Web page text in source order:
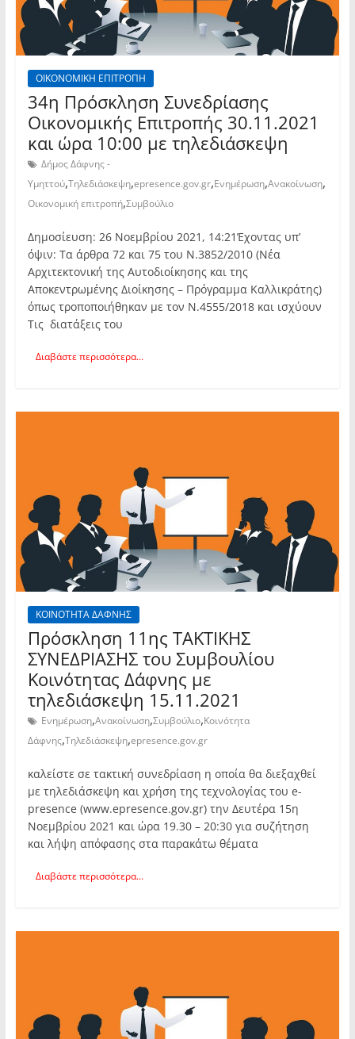
ΟΙΚΟΝΟΜΙΚΗ ΕΠΙΤΡΟΠΗ
34η Πρόσκληση Συνεδρίασης
Οικονομικής Επιτροπής 30.11.2021
και ώρα 10:00 με τηλεδιάσκεψη
Δήμος Δάφνης -
Υμηττού,Τηλεδιάσκεψη,epresence.gov.gr,Ενημέρωση,Ανακοίνωση,
Οικονομική επιτροπή,Συμβούλιο
Δημοσίευση: 26 Νοεμβρίου 2021, 14:21Έχοντας υπ’
όψιν: Τα άρθρα 72 και 75 του Ν.3852/2010 (Νέα
Αρχιτεκτονική της Αυτοδιοίκησης και της
Αποκεντρωμένης Διοίκησης – Πρόγραμμα Καλλικράτης)
όπως τροποποιήθηκαν με τον Ν.4555/2018 και ισχύουν
Τις διατάξεις του
Διαβάστε περισσότερα...
ΚΟΙΝΟΤΗΤΑ ΔΑΦΝΗΣ
Πρόσκληση 11ης TAKTIKHΣ
ΣΥΝΕΔΡΙΑΣΗΣ του Συμβουλίου
Κοινότητας Δάφνης με
τηλεδιάσκεψη 15.11.2021
Ενημέρωση,Ανακοίνωση,Συμβούλιο,Κοινότητα
Δάφνης,Τηλεδιάσκεψη,epresence.gov.gr
καλείστε σε τακτική συνεδρίαση η οποία θα διεξαχθεί
με τηλεδιάσκεψη και χρήση της τεχνολογίας του e-
presence (www.epresence.gov.gr) την Δευτέρα 15η
Νοεμβρίου 2021 και ώρα 19.30 – 20:30 για συζήτηση
και λήψη απόφασης στα παρακάτω θέματα
Διαβάστε περισσότερα...